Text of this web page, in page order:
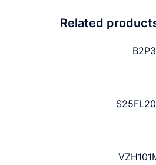
Related